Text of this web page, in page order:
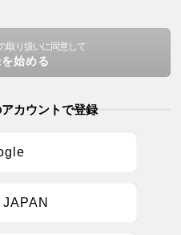
取り扱いに同意して
始める
カウントで登録